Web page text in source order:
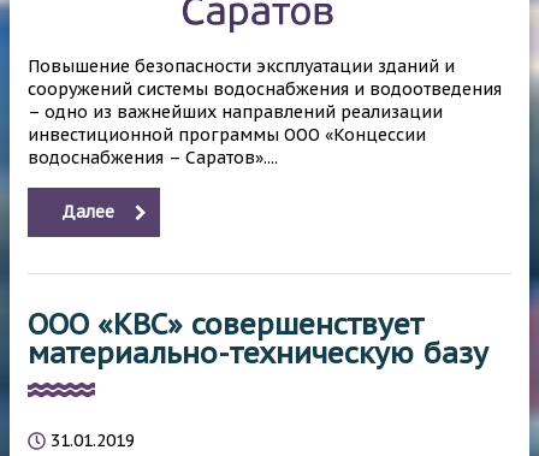
Повышение безопасности эксплуатации зданий и
сооружений системы водоснабжения и водоотведения
– одно из важнейших направлений реализации
инвестиционной программы ООО «Концессии
водоснабжения – Саратов»....
Далее
ООО «КВС» совершенствует
материально-техническую базу
31.01.2019